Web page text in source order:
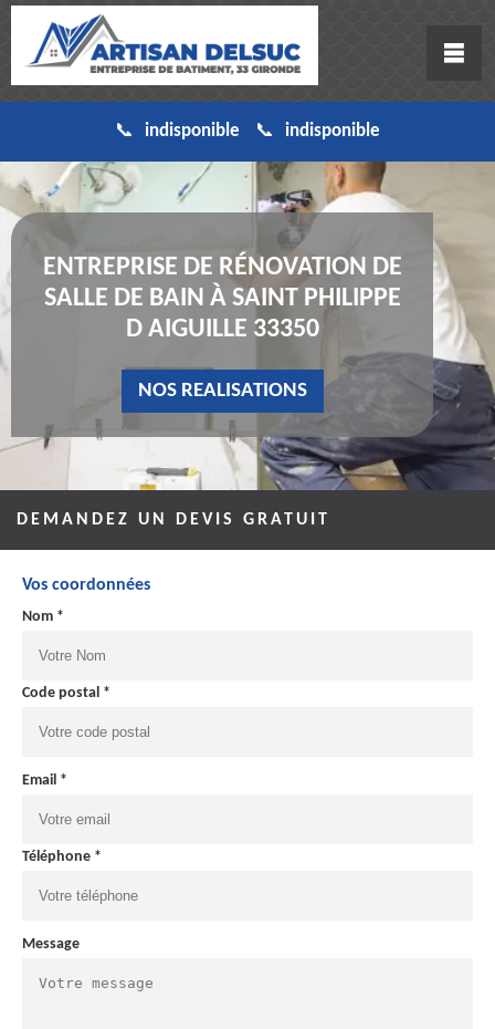
indisponible indisponible
ENTREPRISE DE RÉNOVATION DE
SALLE DE BAIN À SAINT PHILIPPE
D AIGUILLE 33350
NOS REALISATIONS
DEMANDEZ UN DEVIS GRATUIT
Vos coordonnées
Nom *
Code postal *
Email *
Téléphone *
Message